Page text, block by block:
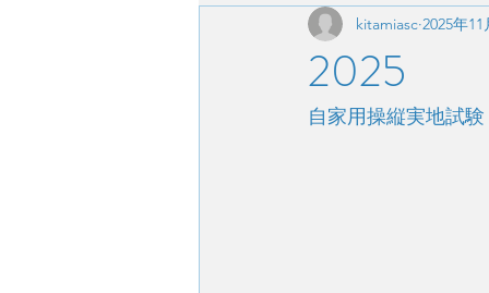
2025
kitamiasc 2025年
自家用操縦実地試